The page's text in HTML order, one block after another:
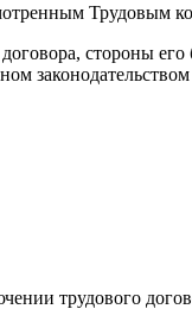
Трудовым
стороны
трудового